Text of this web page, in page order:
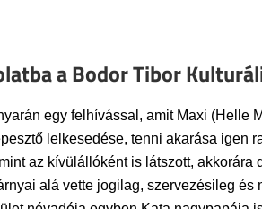
a Bodor Tibor
egy felhívással, amit Maxi (Helle
lelkesedése, tenni akarása igen
az kívülállóként is látszott,
alá vette jogilag, szervezésileg